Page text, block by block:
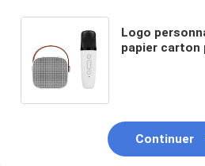
Logo
papier carton
Continuer